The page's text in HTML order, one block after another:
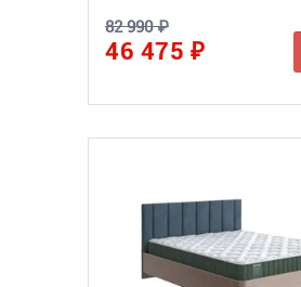
82 990 ₽
46 475 ₽